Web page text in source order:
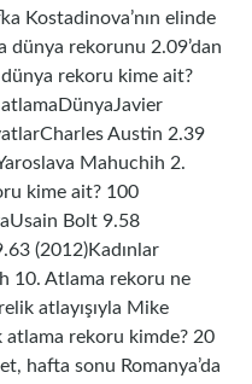
Kostadinova’nın elinde
dünya rekorunu 2.09’dan
rekoru kime ait?
Austin 2.39
Mahuchih 2.
kime ait? 100
Bolt 9.58
(2012)Kadınlar
10. Atlama rekoru ne
atlayışıyla Mike
atlama rekoru kimde? 20
hafta sonu Romanya’da